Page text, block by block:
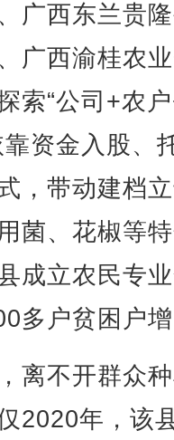
广西东兰贵
广西渝桂农
索“公司+农
资金入股、
，带动建档
菌、花椒等
成立农民专
多户贫困户
不开群众
2020年，该